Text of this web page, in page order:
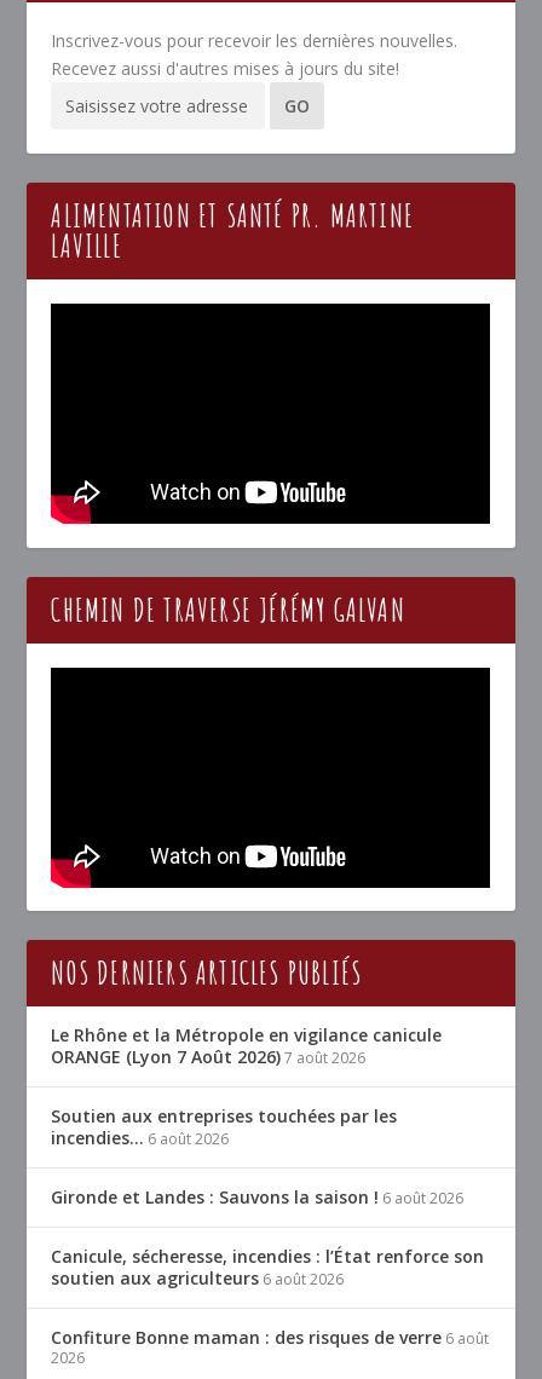
Inscrivez-vous pour recevoir les dernières nouvelles.
Recevez aussi d'autres mises à jours du site!
ALIMENTATION ET SANTÉ PR. MARTINE
LAVILLE
CHEMIN DE TRAVERSE JÉRÉMY GALVAN
NOS DERNIERS ARTICLES PUBLIÉS
Le Rhône et la Métropole en vigilance canicule
ORANGE (Lyon 7 Août 2026) 7 août 2026
Soutien aux entreprises touchées par les
incendies… 6 août 2026
Gironde et Landes : Sauvons la saison ! 6 août 2026
Canicule, sécheresse, incendies : l’État renforce son
soutien aux agriculteurs 6 août 2026
Confiture Bonne maman : des risques de verre 6 août
2026